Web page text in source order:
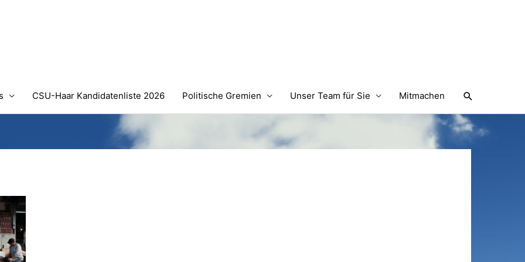
CSU-Haar Kandidatenliste 2026 Politische Gremien Unser Team für Sie Mitmachen Suchen